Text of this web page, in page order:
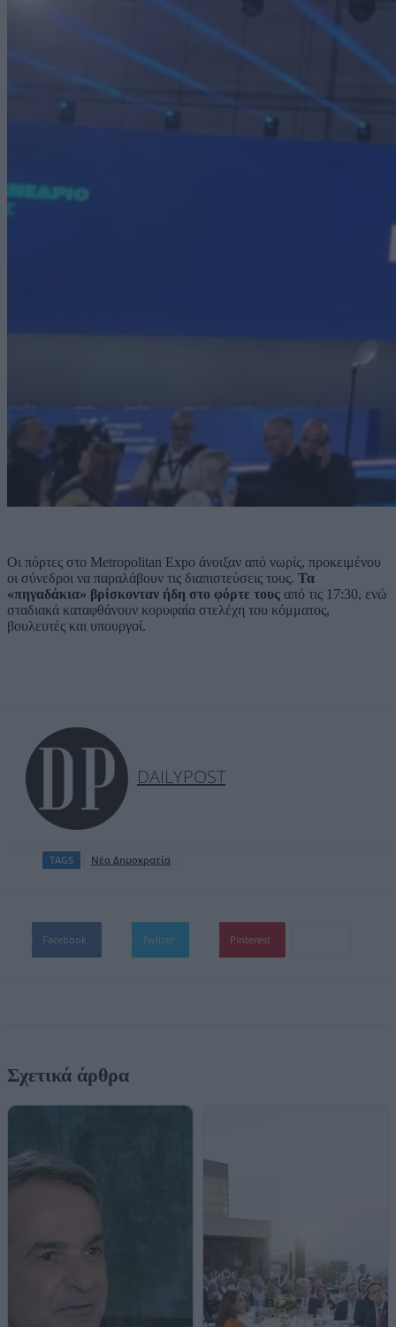
Οι πόρτες στο Metropolitan Expo άνοιξαν από νωρίς, προκειμένου
οι σύνεδροι να παραλάβουν τις διαπιστεύσεις τους. Τα
«πηγαδάκια» βρίσκονταν ήδη στο φόρτε τους από τις 17:30, ενώ
σταδιακά καταφθάνουν κορυφαία στελέχη του κόμματος,
βουλευτές και υπουργοί.
DAILYPOST
TAGS Νέα Δημοκρατία
Facebook Twitter Pinterest
Σχετικά άρθρα